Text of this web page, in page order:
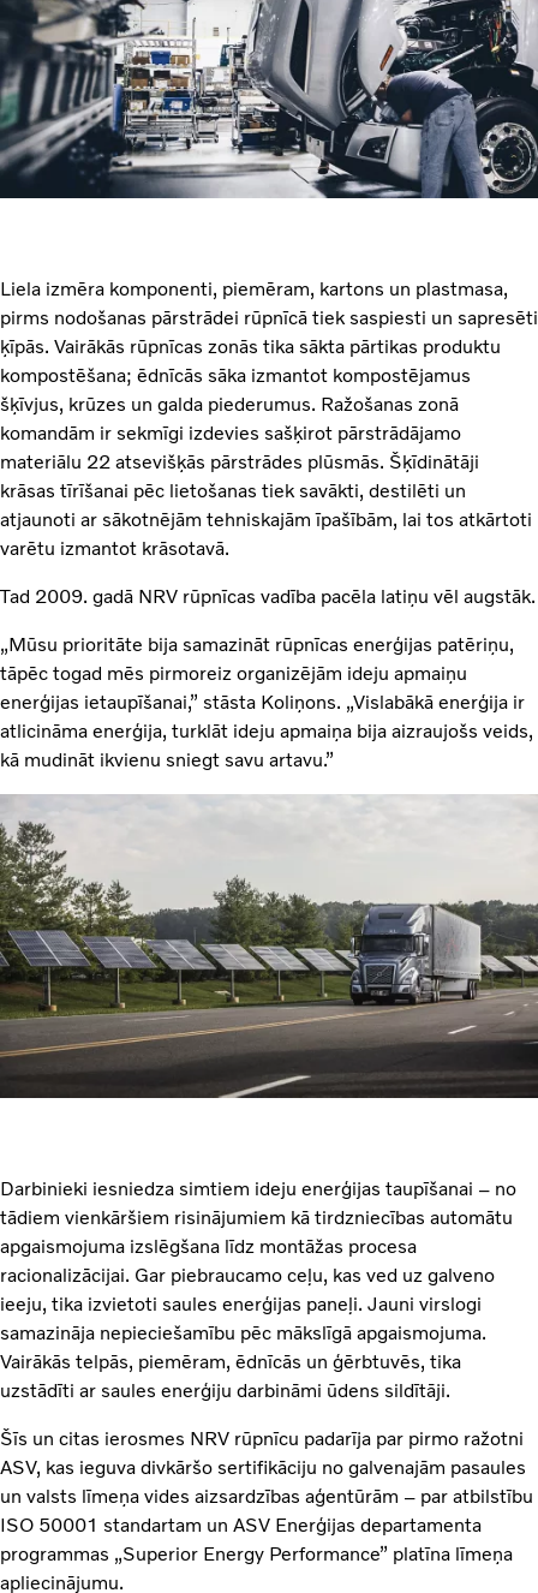
Liela izmēra komponenti, piemēram, kartons un plastmasa,
pirms nodošanas pārstrādei rūpnīcā tiek saspiesti un sapresēti
ķīpās. Vairākās rūpnīcas zonās tika sākta pārtikas produktu
kompostēšana; ēdnīcās sāka izmantot kompostējamus
šķīvjus, krūzes un galda piederumus. Ražošanas zonā
komandām ir sekmīgi izdevies sašķirot pārstrādājamo
materiālu 22 atsevišķās pārstrādes plūsmās. Šķīdinātāji
krāsas tīrīšanai pēc lietošanas tiek savākti, destilēti un
atjaunoti ar sākotnējām tehniskajām īpašībām, lai tos atkārtoti
varētu izmantot krāsotavā.
Tad 2009. gadā NRV rūpnīcas vadība pacēla latiņu vēl augstāk.
„Mūsu prioritāte bija samazināt rūpnīcas enerģijas patēriņu,
tāpēc togad mēs pirmoreiz organizējām ideju apmaiņu
enerģijas ietaupīšanai,” stāsta Koliņons. „Vislabākā enerģija ir
atlicināma enerģija, turklāt ideju apmaiņa bija aizraujošs veids,
kā mudināt ikvienu sniegt savu artavu.”
Darbinieki iesniedza simtiem ideju enerģijas taupīšanai – no
tādiem vienkāršiem risinājumiem kā tirdzniecības automātu
apgaismojuma izslēgšana līdz montāžas procesa
racionalizācijai. Gar piebraucamo ceļu, kas ved uz galveno
ieeju, tika izvietoti saules enerģijas paneļi. Jauni virslogi
samazināja nepieciešamību pēc mākslīgā apgaismojuma.
Vairākās telpās, piemēram, ēdnīcās un ģērbtuvēs, tika
uzstādīti ar saules enerģiju darbināmi ūdens sildītāji.
Šīs un citas ierosmes NRV rūpnīcu padarīja par pirmo ražotni
ASV, kas ieguva divkāršo sertifikāciju no galvenajām pasaules
un valsts līmeņa vides aizsardzības aģentūrām – par atbilstību
ISO 50001 standartam un ASV Enerģijas departamenta
programmas „Superior Energy Performance” platīna līmeņa
apliecinājumu.